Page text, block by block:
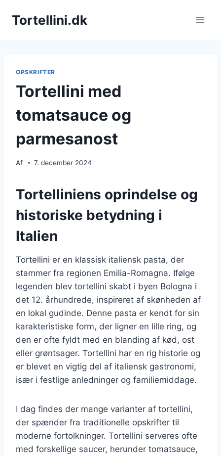
Tortellini.dk
OPSKRIFTER
Tortellini med
tomatsauce og
parmesanost
Af 7. december 2024
Tortelliniens oprindelse og
historiske betydning i
Italien
Tortellini er en klassisk italiensk pasta, der
stammer fra regionen Emilia-Romagna. Ifølge
legenden blev tortellini skabt i byen Bologna i
det 12. århundrede, inspireret af skønheden af
en lokal gudinde. Denne pasta er kendt for sin
karakteristiske form, der ligner en lille ring, og
den er ofte fyldt med en blanding af kød, ost
eller grøntsager. Tortellini har en rig historie og
er blevet en vigtig del af italiensk gastronomi,
især i festlige anledninger og familiemiddage.
I dag findes der mange varianter af tortellini,
der spænder fra traditionelle opskrifter til
moderne fortolkninger. Tortellini serveres ofte
med forskellige saucer, herunder tomatsauce,